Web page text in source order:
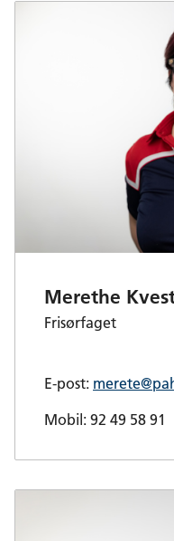
Merethe
Frisørfaget
E-post:
Mobil: 92 49 58 91